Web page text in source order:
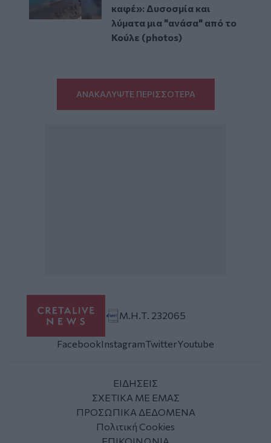
καφέ»: Δυσοσμία και
λύματα μια "ανάσα" από το
Κούλε (photos)
ΑΝΑΚΑΛΥΨΤΕ ΠΕΡΙΣΣΟΤΕΡΑ
Μ.Η.Τ. 232065
FacebookInstagramTwitterYoutube
ΕΙΔΗΣΕΙΣ
ΣΧΕΤΙΚΑ ΜΕ ΕΜΑΣ
ΠΡΟΣΩΠΙΚΑ ΔΕΔΟΜΕΝΑ
Πολιτική Cookies
ΕΠΙΚΟΙΝΩΝΙΑ